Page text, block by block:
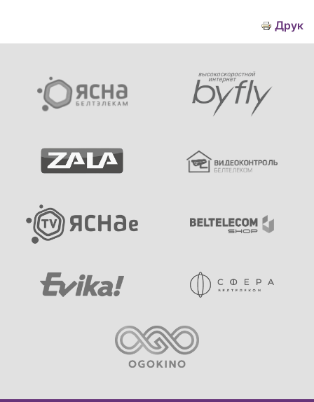
Друк